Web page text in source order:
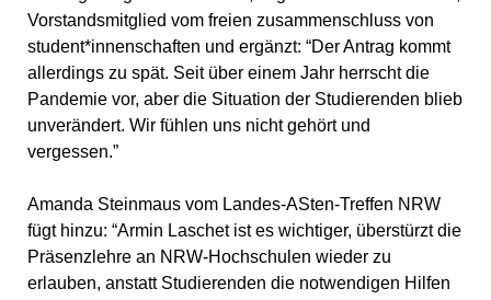
Vorstandsmitglied vom freien zusammenschluss von
student*innenschaften und ergänzt: “Der Antrag kommt
allerdings zu spät. Seit über einem Jahr herrscht die
Pandemie vor, aber die Situation der Studierenden blieb
unverändert. Wir fühlen uns nicht gehört und
vergessen.”
Amanda Steinmaus vom Landes-ASten-Treffen NRW
fügt hinzu: “Armin Laschet ist es wichtiger, überstürzt die
Präsenzlehre an NRW-Hochschulen wieder zu
erlauben, anstatt Studierenden die notwendigen Hilfen